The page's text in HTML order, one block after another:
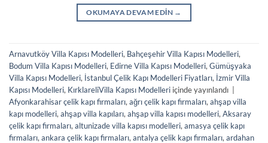
OKUMAYA DEVAM EDIN →
Arnavutköy Villa Kapısı Modelleri, Bahçeşehir Villa Kapısı Modelleri,
Bodum Villa Kapısı Modelleri, Edirne Villa Kapısı Modelleri, Gümüşyaka
Villa Kapısı Modelleri, İstanbul Çelik Kapı Modelleri Fiyatları, İzmir Villa
Kapısı Modelleri, KırklareliVilla Kapısı Modelleri içinde yayınlandı
Afyonkarahisar çelik kapı firmaları, ağrı çelik kapı firmaları, ahşap villa
kapı modelleri, ahşap villa kapıları, ahşap villa kapısı modelleri, Aksaray
çelik kapı firmaları, altunizade villa kapısı modelleri, amasya çelik kapı
firmaları, ankara çelik kapı firmaları, antalya çelik kapı firmaları, ardahan